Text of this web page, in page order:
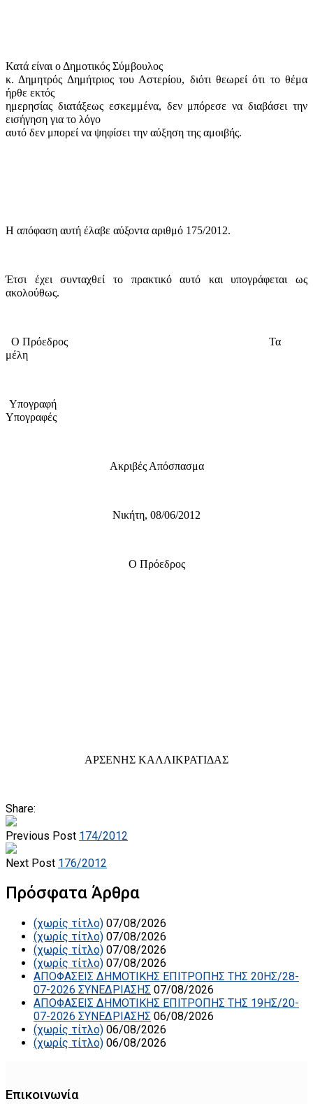
Κατά είναι ο Δημοτικός Σύμβουλος
κ. Δημητρός Δημήτριος του Αστερίου, διότι θεωρεί ότι το θέμα
ήρθε εκτός
ημερησίας διατάξεως εσκεμμένα, δεν μπόρεσε να διαβάσει την
εισήγηση για το λόγο
αυτό δεν μπορεί να ψηφίσει την αύξηση της αμοιβής.
Η απόφαση αυτή έλαβε αύξοντα αριθμό 175/2012.
Έτσι έχει συνταχθεί το πρακτικό αυτό και υπογράφεται ως
ακολούθως.
Ο Πρόεδρος
Τα
μέλη
Υπογραφή
Υπογραφές
Ακριβές Απόσπασμα
Νικήτη, 08/06/2012
Ο Πρόεδρος
ΑΡΣΕΝΗΣ ΚΑΛΛΙΚΡΑΤΙΔΑΣ
Share:
Previous Post 174/2012
Next Post 176/2012
Πρόσφατα Άρθρα
(χωρίς τίτλο) 07/08/2026
(χωρίς τίτλο) 07/08/2026
(χωρίς τίτλο) 07/08/2026
(χωρίς τίτλο) 07/08/2026
ΑΠΟΦΑΣΕΙΣ ΔΗΜΟΤΙΚΗΣ ΕΠΙΤΡΟΠΗΣ ΤΗΣ 20ΗΣ/28-
07-2026 ΣΥΝΕΔΡΙΑΣΗΣ 07/08/2026
ΑΠΟΦΑΣΕΙΣ ΔΗΜΟΤΙΚΗΣ ΕΠΙΤΡΟΠΗΣ ΤΗΣ 19ΗΣ/20-
07-2026 ΣΥΝΕΔΡΙΑΣΗΣ 06/08/2026
(χωρίς τίτλο) 06/08/2026
(χωρίς τίτλο) 06/08/2026
Επικοινωνία